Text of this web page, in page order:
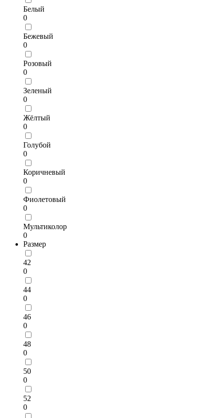
Белый
0
Бежевый
0
Розовый
0
Зеленый
0
Жёлтый
0
Голубой
0
Коричневый
0
Фиолетовый
0
Мультиколор
0
Размер
42
0
44
0
46
0
48
0
50
0
52
0